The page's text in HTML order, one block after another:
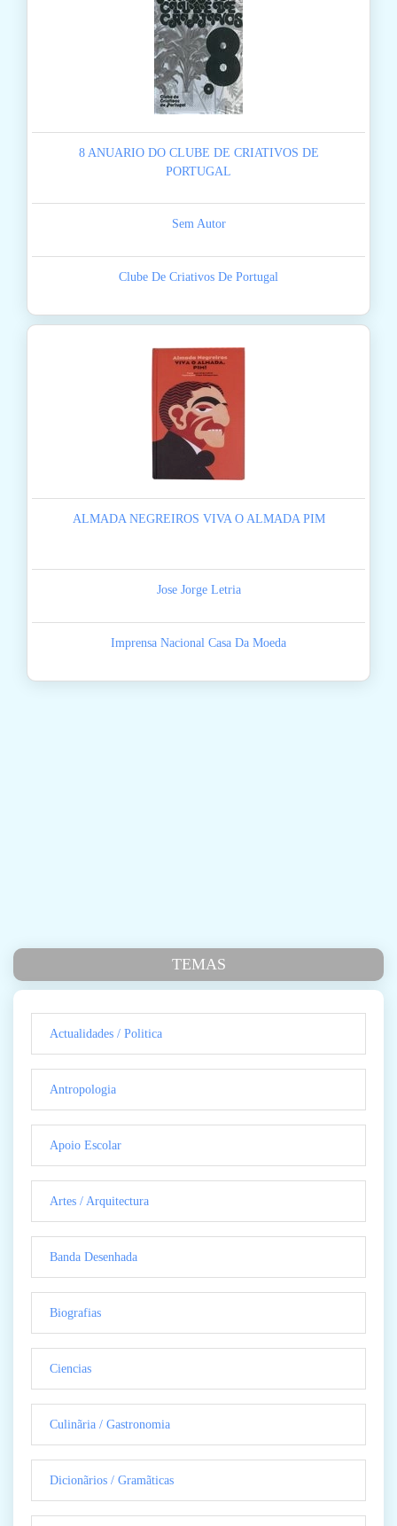
8 ANUARIO DO CLUBE DE CRIATIVOS DE
PORTUGAL
Sem Autor
Clube De Criativos De Portugal
ALMADA NEGREIROS VIVA O ALMADA PIM
Jose Jorge Letria
Imprensa Nacional Casa Da Moeda
TEMAS
Actualidades / Politica
Antropologia
Apoio Escolar
Artes / Arquitectura
Banda Desenhada
Biografias
Ciencias
Culinãria / Gastronomia
Dicionãrios / Gramãticas